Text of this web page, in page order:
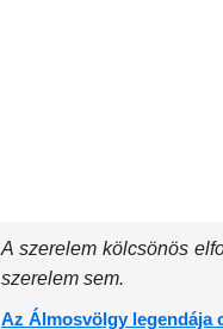
A szerelem kölcsönös
szerelem sem.
Az Álmosvölgy legendája